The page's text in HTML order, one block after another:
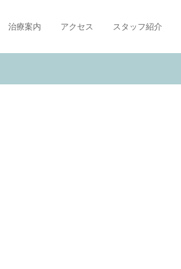
治療案内 アクセス スタッフ紹介